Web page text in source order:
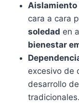
Aislamiento
cara a cara
soledad en
bienestar
excesivo de
desarrollo de
tradicionales.